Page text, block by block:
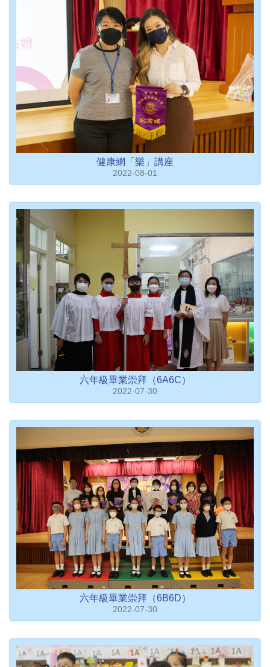
健康網「樂」講座
2022-08-01
六年級畢業崇拜（6A6C）
2022-07-30
六年級畢業崇拜（6B6D）
2022-07-30